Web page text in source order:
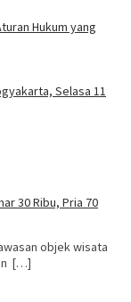
Hukum yang
Selasa 11
30 Ribu, Pria 70
objek wisata
[…]